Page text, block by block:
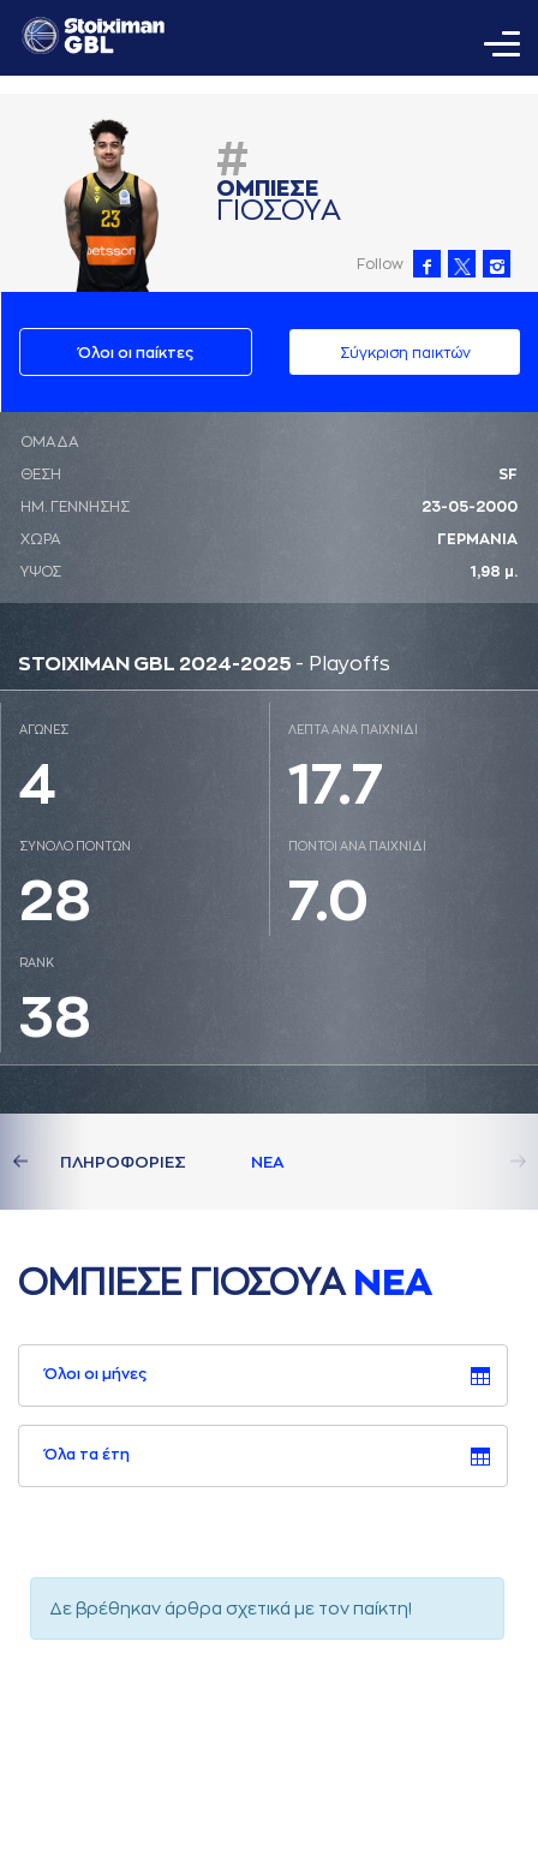
#
ΟΜΠΙΕΣΕ
ΓΙΟΣΟΥA
Follow
Όλοι οι παίκτες Σύγκριση παικτών
ΟΜΑΔΑ
ΘΕΣΗ SF
ΗΜ. ΓΕΝΝΗΣΗΣ 23-05-2000
ΧΩΡΑ ΓΕΡΜΑΝΙΑ
ΥΨΟΣ 1,98 μ.
STOIXIMAN GBL 2024-2025 - Playoffs
ΑΓΩΝΕΣ
4
ΛΕΠΤΑ ΑΝΑ ΠΑΙΧΝΙΔΙ
17.7
ΣΥΝΟΛΟ ΠΟΝΤΩΝ
28
ΠΟΝΤΟΙ ΑΝΑ ΠΑΙΧΝΙΔΙ
7.0
RANK
38
ΠΛΗΡΟΦΟΡΙΕΣ ΝΕA
ΟΜΠΙΕΣΕ ΓΙΟΣΟΥA ΝΕA
Όλοι οι μήνες
Όλα τα έτη
Δε βρέθηκαν άρθρα σχετικά με τον παίκτη!